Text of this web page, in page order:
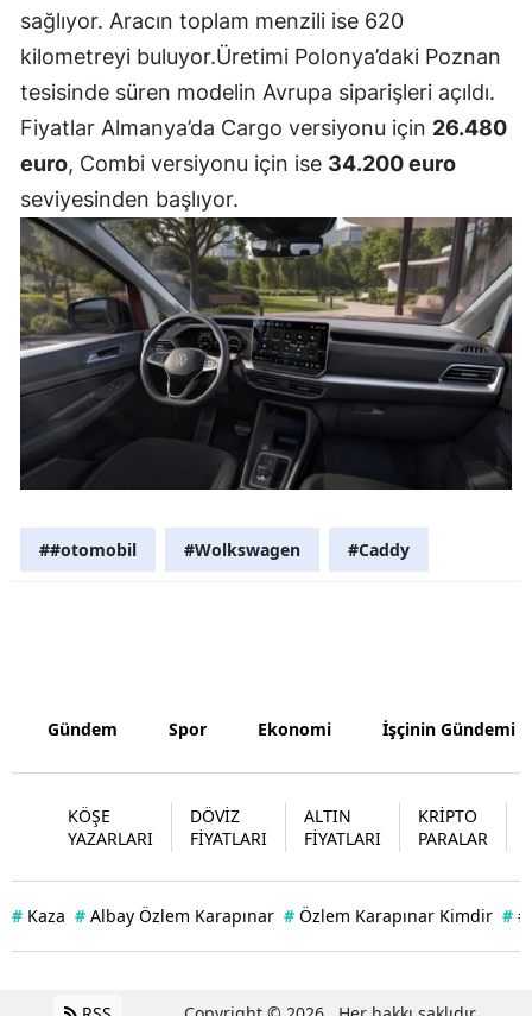
Mardin
Muş
Nevşehir
Niğde
Ordu
Sakarya
Tekirdağ
Tokat
Trabzon
Şanlıurfa
Van
sağlıyor. Aracın toplam menzili ise 620
kilometreyi buluyor.Üretimi Polonya’daki Poznan
tesisinde süren modelin Avrupa siparişleri açıldı.
Fiyatlar Almanya’da Cargo versiyonu için 26.480
euro, Combi versiyonu için ise 34.200 euro
seviyesinden başlıyor.
##otomobil #Wolkswagen #Caddy
Gündem Spor Ekonomi İşçinin Gündemi
KÖŞE
YAZARLARI
DÖVİZ
FİYATLARI
ALTIN
FİYATLARI
KRİPTO
PARALAR
# Kaza # Albay Özlem Karapınar # Özlem Karapınar Kimdir #